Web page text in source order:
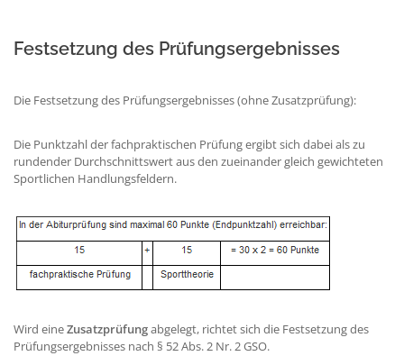
Festsetzung des Prüfungsergebnisses
Die Festsetzung des Prüfungsergebnisses (ohne Zusatzprüfung):
Die Punktzahl der fachpraktischen Prüfung ergibt sich dabei als zu
rundender Durchschnittswert aus den zueinander gleich gewichteten
Sportlichen Handlungsfeldern.
Wird eineZusatzprüfungabgelegt, richtet sich die Festsetzung des
Prüfungsergebnisses nach § 52 Abs. 2 Nr. 2 GSO.